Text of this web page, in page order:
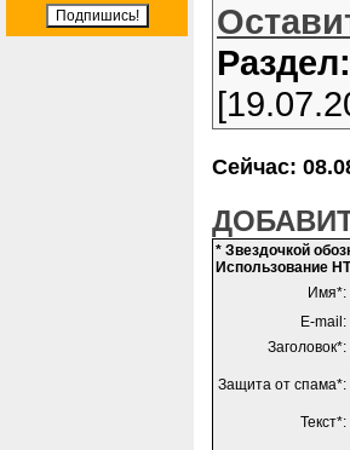
Раздел:
Сейчас:
* Звездочкой
Использование
Имя*:
E-mail:
Заголовок*:
Защита от спама*:
Текст*: